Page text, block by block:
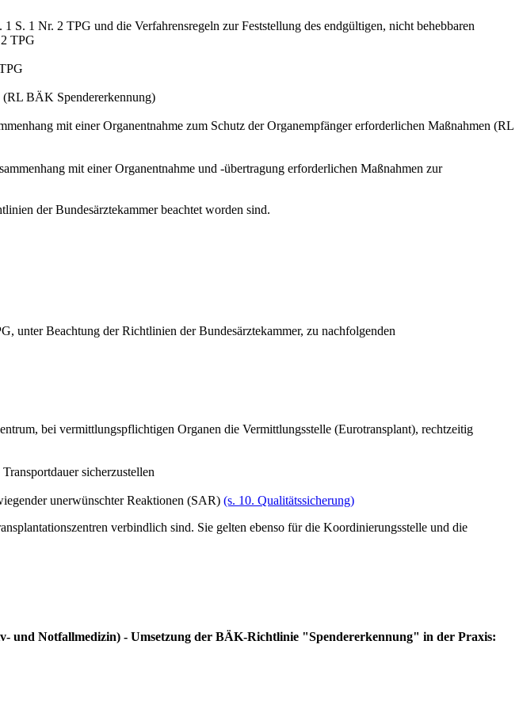
1 Nr. 2 TPG und die Verfahrensregeln zur Feststellung des endgültigen, nicht behebbaren
TPG
BÄK Spendererkennung)
mit einer Organentnahme zum Schutz der Organempfänger erforderlichen Maßnahmen (RL
mit einer Organentnahme und -übertragung erforderlichen Maßnahmen zur
der Bundesärztekammer beachtet worden sind.
unter Beachtung der Richtlinien der Bundesärztekammer, zu nachfolgenden
bei vermittlungspflichtigen Organen die Vermittlungsstelle (Eurotransplant), rechtzeitig
sicherzustellen
unerwünschter Reaktionen (SAR) (s. 10. Qualitätssicherung)
verbindlich sind. Sie gelten ebenso für die Koordinierungsstelle und die
und Notfallmedizin) - Umsetzung der BÄK-Richtlinie "Spendererkennung" in der Praxis: